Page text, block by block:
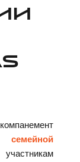
семейной